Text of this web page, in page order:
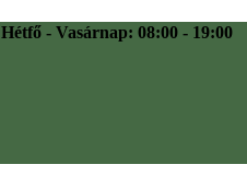
Hétfő - Vasárnap: 08:00 - 19:00